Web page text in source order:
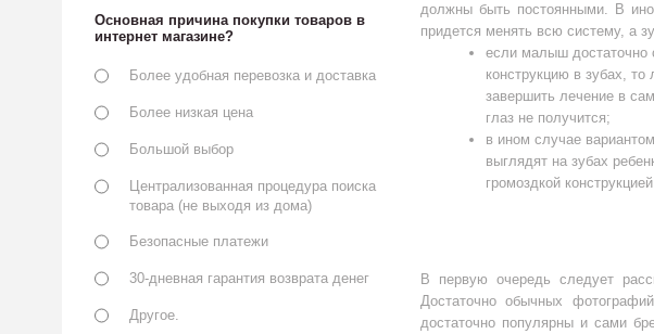
должны быть постоянными. В
придется менять всю систему, а
если малыш достаточно
конструкцию в зубах,
завершить лечение в
глаз не получится;
в ином случае
выглядят на зубах
громоздкой
В первую очередь следует
Достаточно обычных
достаточно популярны и сами
Основная причина покупки товаров в
интернет магазине?
Более удобная перевозка и доставка
Более низкая цена
Большой выбор
Централизованная процедура поиска
товара (не выходя из дома)
Безопасные платежи
30-дневная гарантия возврата денег
Другое.